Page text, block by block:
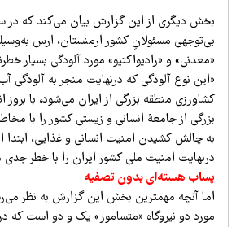
دیگری از این گزارش بیان می‌کند که در
مسئولانِ کشور ارمنستان، ارس به‌وسیلۀ
و «رادیواکتیو» مورد آلودگی بسیار خطرناکی
نوع آلودگی که درنهایت منجر به آلودگی آب
منطقه بزرگی از ایران می‌شود، با بروز انواع
از جامعۀ انسانی و زیستی کشور را با مخاطرۀ
چالش کشیدن امنیت انسانی و غذایی، ابتدا
امنیت ملی کشور ایران را با خطر جدی
هسته‌ای بدون تصفیه
آنچه مهمترین بخش این گزارش به نظر می‌رسد،